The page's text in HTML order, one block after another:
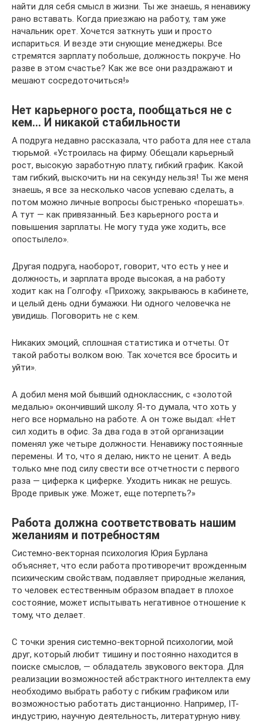
найти для себя смысл в жизни. Ты же знаешь, я ненавижу
рано вставать. Когда приезжаю на работу, там уже
начальник орет. Хочется заткнуть уши и просто
испариться. И везде эти снующие менеджеры. Все
стремятся зарплату побольше, должность покруче. Но
разве в этом счастье? Как же все они раздражают и
мешают сосредоточиться!»
Нет карьерного роста, пообщаться не с
кем… И никакой стабильности
А подруга недавно рассказала, что работа для нее стала
тюрьмой. «Устроилась на фирму. Обещали карьерный
рост, высокую заработную плату, гибкий график. Какой
там гибкий, выскочить ни на секунду нельзя! Ты же меня
знаешь, я все за несколько часов успеваю сделать, а
потом можно личные вопросы быстренько «порешать».
А тут — как привязанный. Без карьерного роста и
повышения зарплаты. Не могу туда уже ходить, все
опостылело».
Другая подруга, наоборот, говорит, что есть у нее и
должность, и зарплата вроде высокая, а на работу
ходит как на Голгофу. «Прихожу, закрываюсь в кабинете,
и целый день одни бумажки. Ни одного человечка не
увидишь. Поговорить не с кем.
Никаких эмоций, сплошная статистика и отчеты. От
такой работы волком вою. Так хочется все бросить и
уйти».
А добил меня мой бывший одноклассник, с «золотой
медалью» окончивший школу. Я-то думала, что хоть у
него все нормально на работе. А он тоже выдал: «Нет
сил ходить в офис. За два года в этой организации
поменял уже четыре должности. Ненавижу постоянные
перемены. И то, что я делаю, никто не ценит. А ведь
только мне под силу свести все отчетности с первого
раза — циферка к циферке. Уходить никак не решусь.
Вроде привык уже. Может, еще потерпеть?»
Работа должна соответствовать нашим
желаниям и потребностям
Системно-векторная психология Юрия Бурлана
объясняет, что если работа противоречит врожденным
психическим свойствам, подавляет природные желания,
то человек естественным образом впадает в плохое
состояние, может испытывать негативное отношение к
тому, что делает.
С точки зрения системно-векторной психологии, мой
друг, который любит тишину и постоянно находится в
поиске смыслов, — обладатель звукового вектора. Для
реализации возможностей абстрактного интеллекта ему
необходимо выбрать работу с гибким графиком или
возможностью работать дистанционно. Например, IT-
индустрию, научную деятельность, литературную ниву.